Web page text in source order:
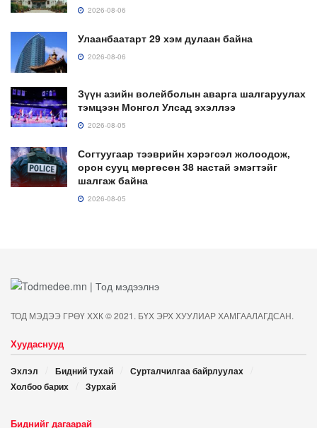
2026-08-06
Улаанбаатарт 29 хэм дулаан байна
2026-08-06
Зүүн азийн волейболын аварга шалгаруулах
тэмцээн Монгол Улсад эхэллээ
2026-08-05
Согтуугаар тээврийн хэрэгсэл жолоодож,
орон сууц мөргөсөн 38 настай эмэгтэйг
шалгаж байна
2026-08-05
ТОД МЭДЭЭ ГРӨҮ ХХК © 2021. БҮХ ЭРХ ХУУЛИАР ХАМГААЛАГДСАН.
Хуудаснууд
Эхлэл Бидний тухай
Сурталчилгаа байрлуулах
Холбоо барих
Зурхай
Биднийг дагаарай